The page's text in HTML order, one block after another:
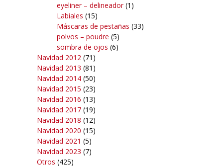
eyeliner – delineador(1)
Labiales (15)
Máscaras de pestañas (33)
polvos – poudre (5)
sombra de ojos (6)
Navidad 2012 (71)
Navidad 2013 (81)
Navidad 2014 (50)
Navidad 2015 (23)
Navidad 2016 (13)
Navidad 2017 (19)
Navidad 2018 (12)
Navidad 2020 (15)
Navidad 2021 (5)
Navidad 2023 (7)
Otros (425)